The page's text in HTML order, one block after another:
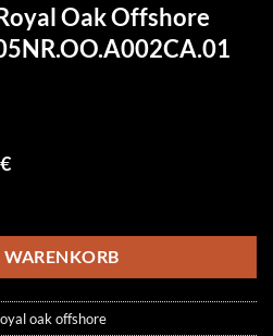
Oak Offshore
€Aktueller
269.00 €.
oak offshore